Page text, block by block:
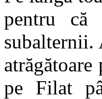
pentru că
subalternii.
pe Filat